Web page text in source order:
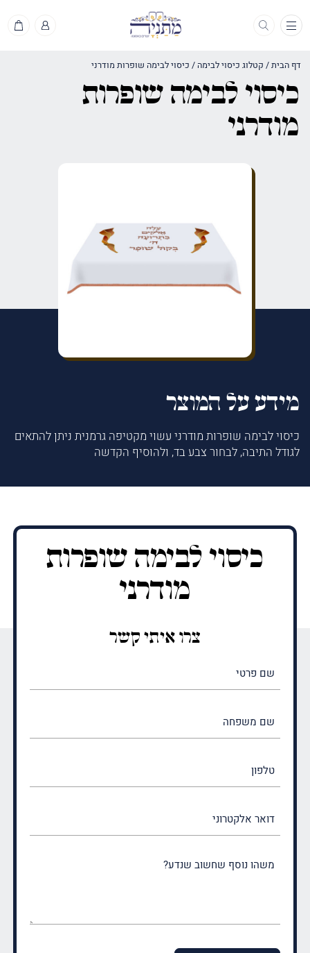
תפריט
דף הבית/ קטלוג כיסוי לבימה / כיסוי לבימה שופרות מודרני
כיסוי לבימה שופרות
מודרני
מידע על המוצר
כיסוי לבימה שופרות מודרני עשוי מקטיפה גרמנית ניתן להתאים
לגודל התיבה, לבחור צבע בד, ולהוסיף הקדשה
כיסוי לבימה שופרות
מודרני
צרו איתי קשר
(חובה)
(חובה)